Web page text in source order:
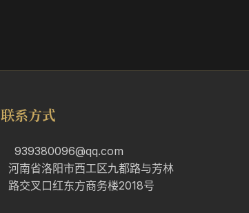
联系方式
939380096@qq.com
河南省洛阳市西工区九都路与芳林
路交叉口红东方商务楼2018号